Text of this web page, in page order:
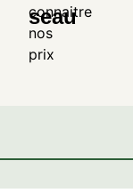
seau
connaitre
nos
prix